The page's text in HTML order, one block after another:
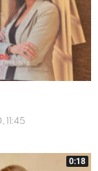
11:45
0:18